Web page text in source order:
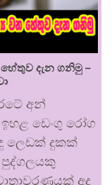
හේතුව දැන ගනිමු –
අන්
ඩෙංගු රෝග
ලෙඩක් දුකක්
අද